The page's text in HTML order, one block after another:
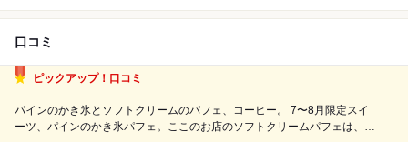
口コミ
ピックアップ！口コミ
パインのかき氷とソフトクリームのパフェ、コーヒー。 7〜8月限定スイ
ーツ、パインのかき氷パフェ。ここのお店のソフトクリームパフェは、ミ